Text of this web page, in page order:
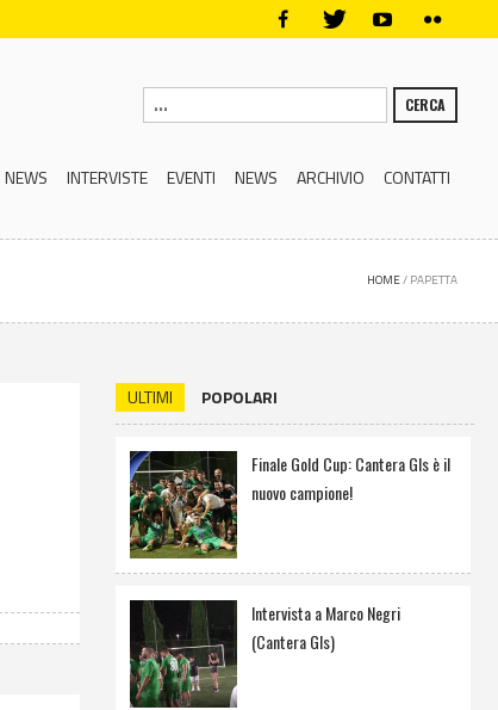
CERCA
NEWS INTERVISTE EVENTI NEWS ARCHIVIO CONTATTI
HOME/ PAPETTA
ULTIMI POPOLARI
Finale Gold Cup: Cantera Gls è il
nuovo campione!
Intervista a Marco Negri
(Cantera Gls)